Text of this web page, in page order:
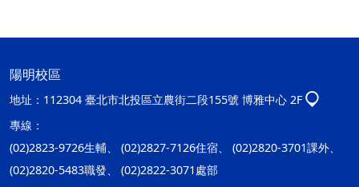
陽明校區
地址： 112304 臺北市北投區立農街二段155號 博雅中心 2F
專線：
(02)2823-9726生輔、 (02)2827-7126住宿、 (02)2820-3701課外、
(02)2820-5483職發、 (02)2822-3071處部